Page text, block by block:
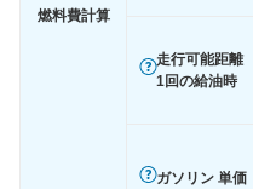
燃料費計算
走行可能距離
1回の給油時
ガソリン 単価